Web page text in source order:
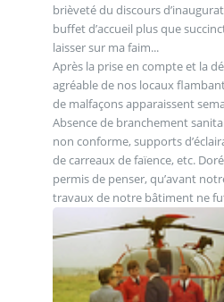
brièveté du discours
buffet d’accueil plus que
laisser sur ma faim...
Après la prise en compte et la
agréable de nos locaux
de malfaçons apparaissent
Absence de branchement
non conforme, supports
de carreaux de faïence, etc.
permis de penser, qu’avant
travaux de notre bâtiment ne